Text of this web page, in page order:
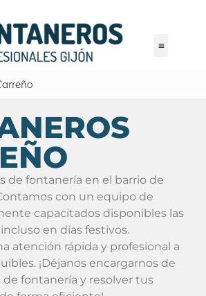
de fontanería en el barrio de
con un equipo de
capacitados disponibles las
en días festivos.
atención rápida y profesional a
¡Déjanos encargarnos de
fontanería y resolver tus